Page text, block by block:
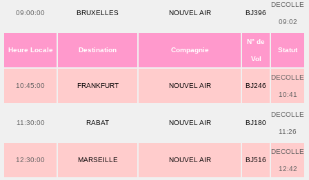
09:00:00 BRUXELLES NOUVEL AIR BJ396
DECOLLE
09:02
Heure Locale Destination Compagnie
N° de
Vol
Statut
10:45:00 FRANKFURT NOUVEL AIR BJ246
DECOLLE
10:41
11:30:00 RABAT NOUVEL AIR BJ180
DECOLLE
11:26
12:30:00 MARSEILLE NOUVEL AIR BJ516
DECOLLE
12:42